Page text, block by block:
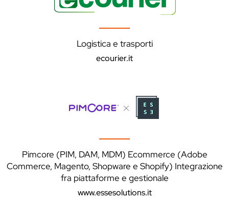
Logistica e trasporti
ecourier.it
Pimcore (PIM, DAM, MDM) Ecommerce (Adobe
Commerce, Magento, Shopware e Shopify) Integrazione
fra piattaforme e gestionale
www.essesolutions.it